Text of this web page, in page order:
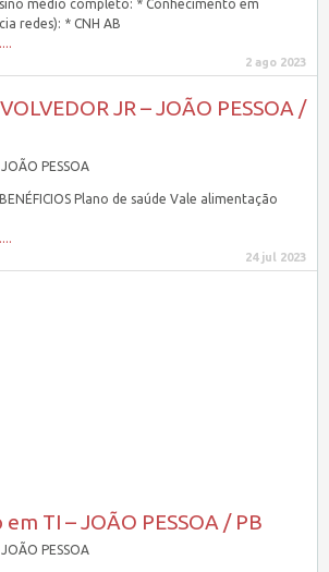
médio completo: * Conhecimento em
redes): * CNH AB
2 ago 2023
JR – JOÃO PESSOA /
JOÃO PESSOA
BENÉFICIOS Plano de saúde Vale alimentação
24 jul 2023
em TI – JOÃO PESSOA / PB
JOÃO PESSOA